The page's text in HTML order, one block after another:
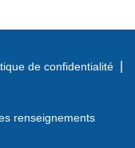
de confidentialité
renseignements